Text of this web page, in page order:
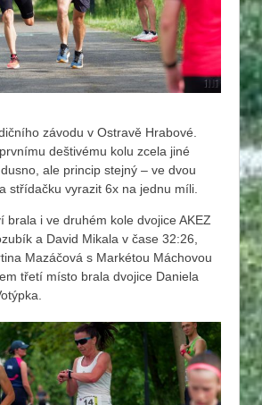
závodu v Ostravě Hrabové.
deštivému kolu zcela jiné
ale princip stejný – ve dvou
střídačku vyrazit 6x na jednu míli.
brala i ve druhém kole dvojice AKEZ
a David Mikala v čase 32:26,
Mazáčová s Markétou Máchovou
třetí místo brala dvojice Daniela